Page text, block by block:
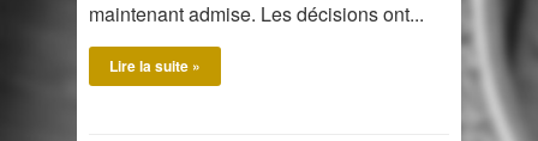
maintenant admise. Les décisions ont...
Lire la suite »